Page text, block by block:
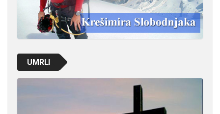
UMRLI